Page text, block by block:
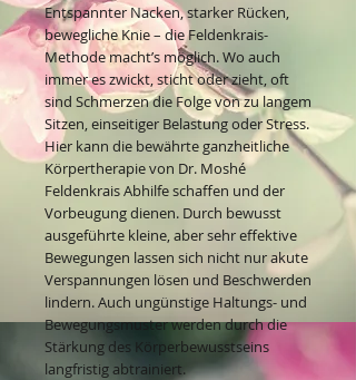
Entspannter Nacken, starker Rücken,
bewegliche Knie – die Feldenkrais-
Methode macht’s möglich. Wo auch
immer es zwickt, sticht oder zieht, oft
sind Schmerzen die Folge von zu langem
Sitzen, einseitiger Belastung oder Stress.
Hier kann die bewährte ganzheitliche
Körpertherapie von Dr. Moshé
Feldenkrais Abhilfe schaffen und der
Vorbeugung dienen. Durch bewusst
ausgeführte kleine, aber sehr effektive
Bewegungen lassen sich nicht nur akute
Verspannungen lösen und Beschwerden
lindern. Auch ungünstige Haltungs- und
Bewegungsmuster werden durch die
Stärkung des Körperbewusstseins
langfristig abtrainiert.